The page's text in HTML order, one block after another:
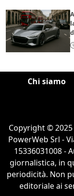
Chi siamo
Copyright ©
PowerWeb Srl -
15336031008 -
giornalistica, in
periodicità. Non
editoriale ai